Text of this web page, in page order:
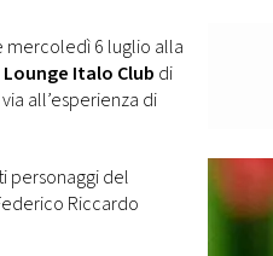
mercoledì 6 luglio alla
Lounge Italo Club di
all’esperienza di
personaggi del
Riccardo